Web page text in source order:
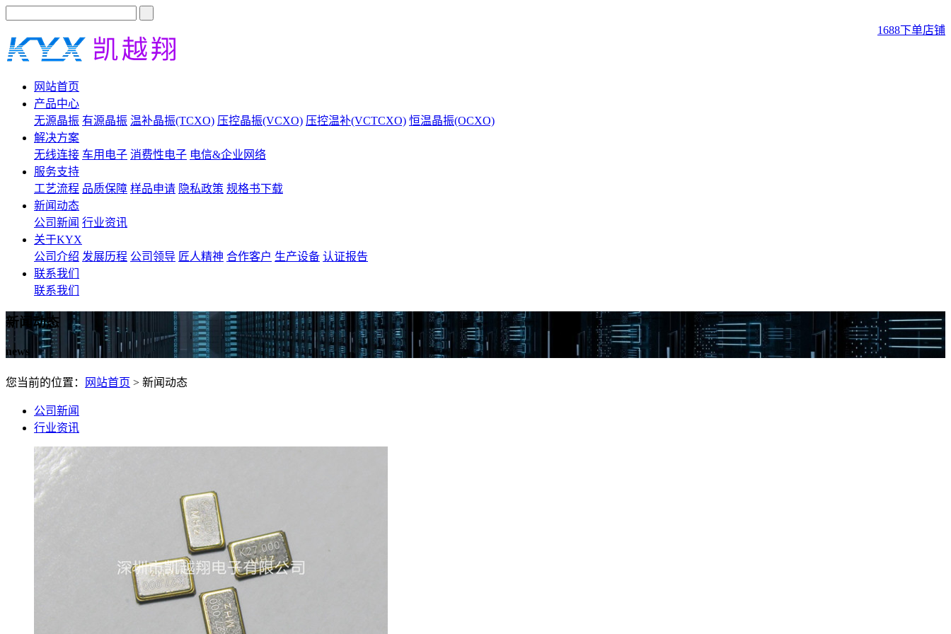
1688下单店铺
网站首页
产品中心
无源晶振 有源晶振 温补晶振(TCXO) 压控晶振(VCXO) 压控温补(VCTCXO) 恒温晶振(OCXO)
解决方案
无线连接 车用电子 消费性电子 电信&企业网络
服务支持
工艺流程 品质保障 样品申请 隐私政策 规格书下载
新闻动态
公司新闻 行业资讯
关于KYX
公司介绍 发展历程 公司领导 匠人精神 合作客户 生产设备 认证报告
联系我们
联系我们
新闻动态
news
您当前的位置： 网站首页 > 新闻动态
公司新闻
行业资讯